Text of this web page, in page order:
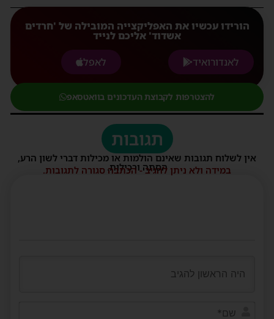
הורידו עכשיו את האפליקצייה המובילה של 'חרדים
אשדוד' אליכם לנייד
לאנדורואיד
לאפל
להצטרפות לקבוצת העדכונים בוואטסאפ
תגובות
אין לשלוח תגובות שאינם הולמות או מכילות דברי לשון הרע,
הסתה ורכילות.
במידה ולא ניתן להגיב - הכתבה סגורה לתגובות.